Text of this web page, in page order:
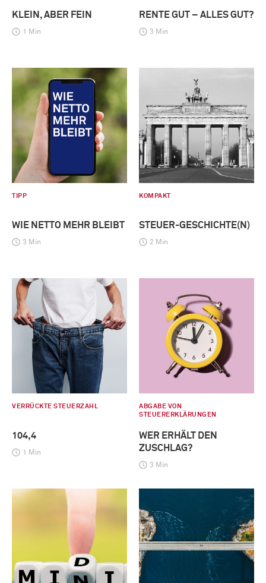
KLEIN, ABER FEIN
1 Min
RENTE GUT – ALLES GUT?
3 Min
TIPP
WIE NETTO MEHR BLEIBT
3 Min
KOMPAKT
STEUER-GESCHICHTE(N)
2 Min
VERRÜCKTE STEUERZAHL
104,4
1 Min
ABGABE VON
STEUERERKLÄRUNGEN
WER ERHÄLT DEN
ZUSCHLAG?
3 Min